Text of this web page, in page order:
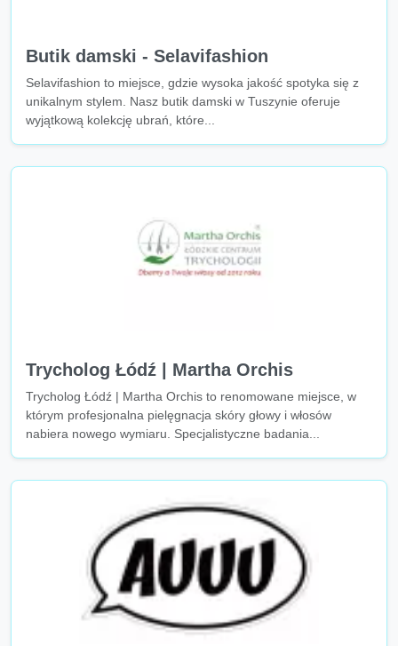
Butik damski - Selavifashion
Selavifashion to miejsce, gdzie wysoka jakość spotyka się z
unikalnym stylem. Nasz butik damski w Tuszynie oferuje
wyjątkową kolekcję ubrań, które...
Trycholog Łódź | Martha Orchis
Trycholog Łódź | Martha Orchis to renomowane miejsce, w
którym profesjonalna pielęgnacja skóry głowy i włosów
nabiera nowego wymiaru. Specjalistyczne badania...